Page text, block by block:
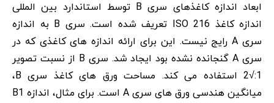
ابعاد اندازه کاغذهای سری B توسط استاندارد بین المللی
اندازه کاغذ ISO 216 تعریف شده است. سری B به اندازه
سری A رایج نیست. این برای ارائه اندازه های کاغذی که در
سری A گنجانده نشده بود ایجاد شد. سری B از نسبت تصویر
1:√2 استفاده می کند. مساحت ورق های کاغذ سری B،
میانگین هندسی ورق های سری A است. برای مثال، اندازه B1